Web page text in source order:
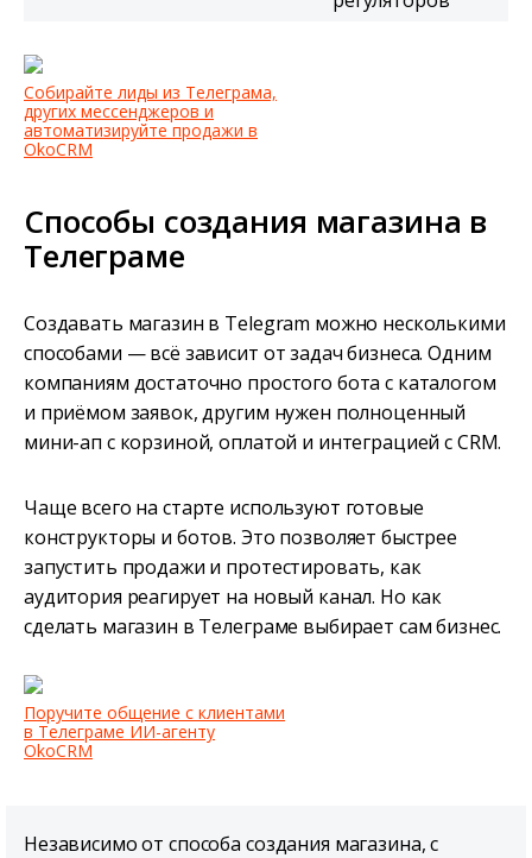
Собирайте лиды из Телеграма,
других мессенджеров и
автоматизируйте продажи в
OkoCRM
Способы создания магазина в
Телеграме
Создавать магазин в Telegram можно несколькими
способами — всё зависит от задач бизнеса. Одним
компаниям достаточно простого бота с каталогом
и приёмом заявок, другим нужен полноценный
мини-ап с корзиной, оплатой и интеграцией с CRM.
Чаще всего на старте используют готовые
конструкторы и ботов. Это позволяет быстрее
запустить продажи и протестировать, как
аудитория реагирует на новый канал. Но как
сделать магазин в Телеграме выбирает сам бизнес.
Поручите общение с клиентами
в Телеграме ИИ-агенту
OkoCRM
Независимо от способа создания магазина, с